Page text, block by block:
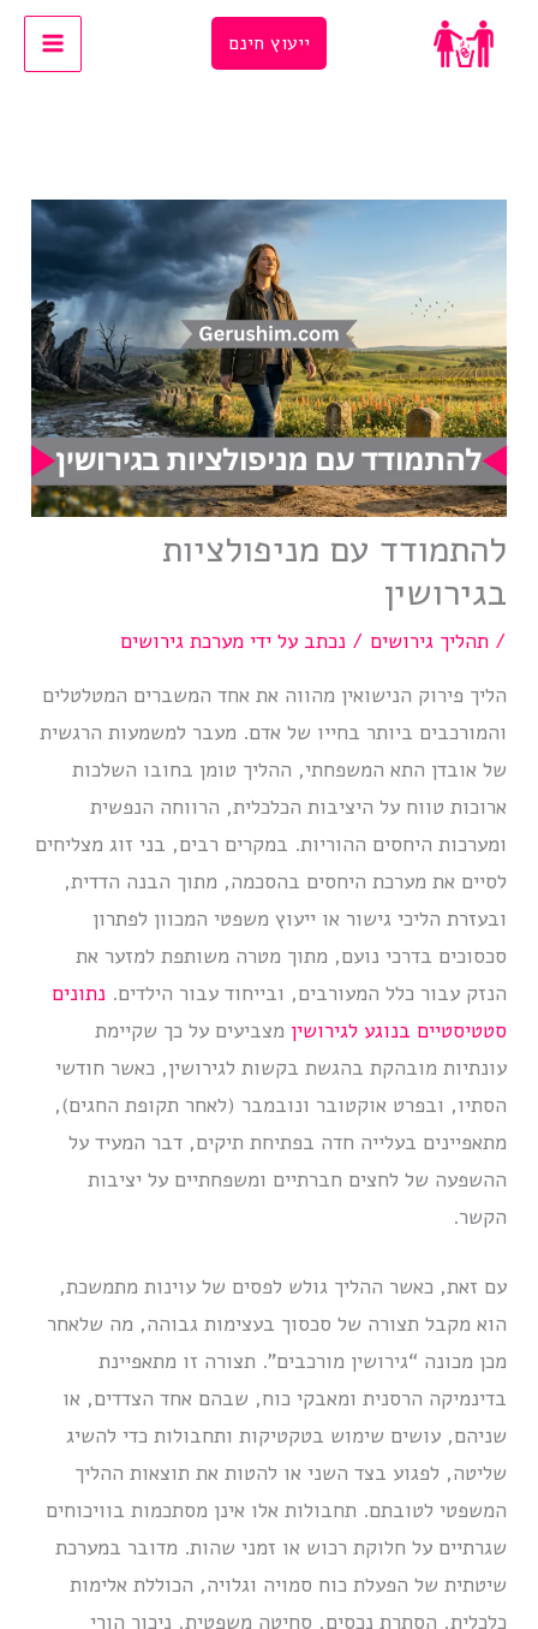
ייעוץ חינם
להתמודד עם מניפולציות
בגירושין
/תהליך גירושים / נכתב על ידימערכת גירושים
הליך פירוק הנישואין מהווה את אחד המשברים המטלטלים
והמורכבים ביותר בחייו של אדם. מעבר למשמעות הרגשית
של אובדן התא המשפחתי, ההליך טומן בחובו השלכות
ארוכות טווח על היציבות הכלכלית, הרווחה הנפשית
ומערכות היחסים ההוריות. במקרים רבים, בני זוג מצליחים
לסיים את מערכת היחסים בהסכמה, מתוך הבנה הדדית,
ובעזרת הליכי גישור או ייעוץ משפטי המכוון לפתרון
סכסוכים בדרכי נועם, מתוך מטרה משותפת למזער את
הנזק עבור כלל המעורבים, ובייחוד עבור הילדים. נתונים
סטטיסטיים בנוגע לגירושין מצביעים על כך שקיימת
עונתיות מובהקת בהגשת בקשות לגירושין, כאשר חודשי
הסתיו, ובפרט אוקטובר ונובמבר (לאחר תקופת החגים),
מתאפיינים בעלייה חדה בפתיחת תיקים, דבר המעיד על
ההשפעה של לחצים חברתיים ומשפחתיים על יציבות
הקשר.
עם זאת, כאשר ההליך גולש לפסים של עוינות מתמשכת,
הוא מקבל תצורה של סכסוך בעצימות גבוהה, מה שלאחר
מכן מכונה “גירושין מורכבים”. תצורה זו מתאפיינת
בדינמיקה הרסנית ומאבקי כוח, שבהם אחד הצדדים, או
שניהם, עושים שימוש בטקטיקות ותחבולות כדי להשיג
שליטה, לפגוע בצד השני או להטות את תוצאות ההליך
המשפטי לטובתם. תחבולות אלו אינן מסתכמות בוויכוחים
שגרתיים על חלוקת רכוש או זמני שהות. מדובר במערכת
שיטתית של הפעלת כוח סמויה וגלויה, הכוללת אלימות
כלכלית, הסתרת נכסים, סחיטה משפטית, ניכור הורי